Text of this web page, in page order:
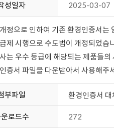
성일자 2025-03-07
정으로 인하여 기존 환경인증서는
제 시행으로 수도법이 개정되었습
는 우수 등급에 해당되는 제품들
증서 파일을 다운받아서 사용해주
부파일 환경인증서
로드수 272